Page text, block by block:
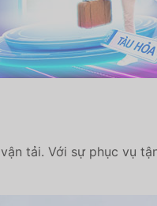
tải. Với sự phục vụ